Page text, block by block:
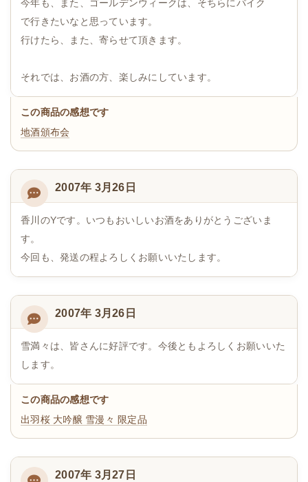
今年も、また、ゴールデンウィークは、そちらにバイク
で行きたいなと思っています。
行けたら、また、寄らせて頂きます。
それでは、お酒の方、楽しみにしています。
この商品の感想です
地酒頒布会
2007年 3月26日
香川のYです。いつもおいしいお酒をありがとうございま
す。
今回も、発送の程よろしくお願いいたします。
2007年 3月26日
雪満々は、皆さんに好評です。今後ともよろしくお願いいた
します。
この商品の感想です
出羽桜 大吟醸 雪漫々 限定品
2007年 3月27日